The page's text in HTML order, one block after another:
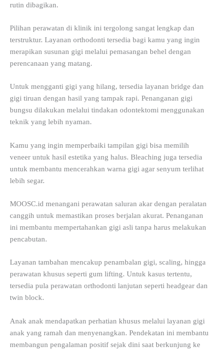
rutin dibagikan.
Pilihan perawatan di klinik ini tergolong sangat lengkap dan
terstruktur. Layanan orthodonti tersedia bagi kamu yang ingin
merapikan susunan gigi melalui pemasangan behel dengan
perencanaan yang matang.
Untuk mengganti gigi yang hilang, tersedia layanan bridge dan
gigi tiruan dengan hasil yang tampak rapi. Penanganan gigi
bungsu dilakukan melalui tindakan odontektomi menggunakan
teknik yang lebih nyaman.
Kamu yang ingin memperbaiki tampilan gigi bisa memilih
veneer untuk hasil estetika yang halus. Bleaching juga tersedia
untuk membantu mencerahkan warna gigi agar senyum terlihat
lebih segar.
MOOSC.id menangani perawatan saluran akar dengan peralatan
canggih untuk memastikan proses berjalan akurat. Penanganan
ini membantu mempertahankan gigi asli tanpa harus melakukan
pencabutan.
Layanan tambahan mencakup penambalan gigi, scaling, hingga
perawatan khusus seperti gum lifting. Untuk kasus tertentu,
tersedia pula perawatan orthodonti lanjutan seperti headgear dan
twin block.
Anak anak mendapatkan perhatian khusus melalui layanan gigi
anak yang ramah dan menyenangkan. Pendekatan ini membantu
membangun pengalaman positif sejak dini saat berkunjung ke